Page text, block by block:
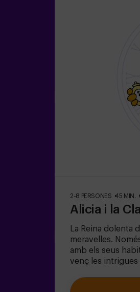
2-8 PERSONES 45 MIN.
Alicia i la
La Reina dolenta
meravelles.
amb els seus
venç les intrigues
un joc